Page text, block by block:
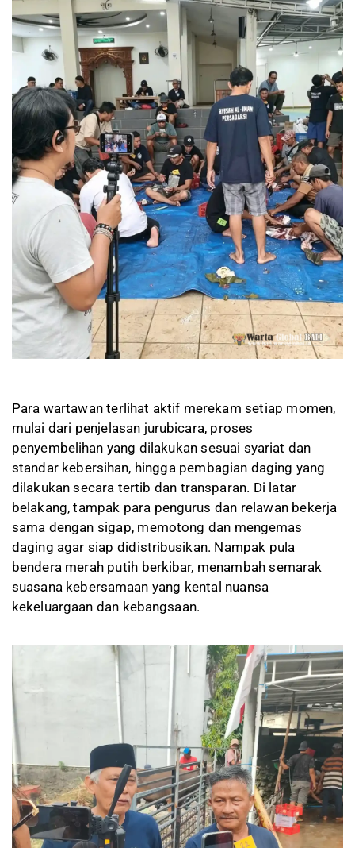
Para wartawan terlihat aktif merekam setiap momen,
mulai dari penjelasan jurubicara, proses
penyembelihan yang dilakukan sesuai syariat dan
standar kebersihan, hingga pembagian daging yang
dilakukan secara tertib dan transparan. Di latar
belakang, tampak para pengurus dan relawan bekerja
sama dengan sigap, memotong dan mengemas
daging agar siap didistribusikan. Nampak pula
bendera merah putih berkibar, menambah semarak
suasana kebersamaan yang kental nuansa
kekeluargaan dan kebangsaan.